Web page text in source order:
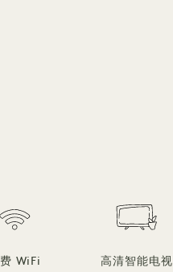
WiFi 高清智能电视